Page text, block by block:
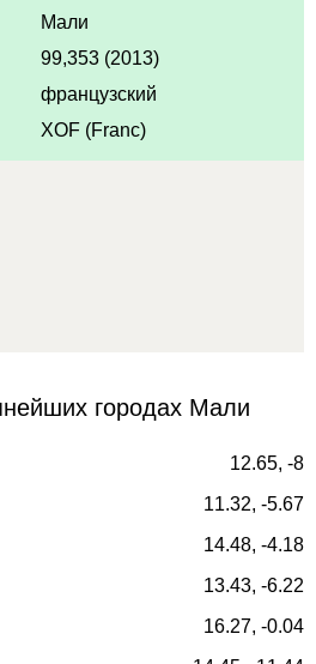
Мали
99,353 (2013)
французский
XOF (Franc)
городах Мали
12.65, -8
11.32, -5.67
14.48, -4.18
13.43, -6.22
16.27, -0.04